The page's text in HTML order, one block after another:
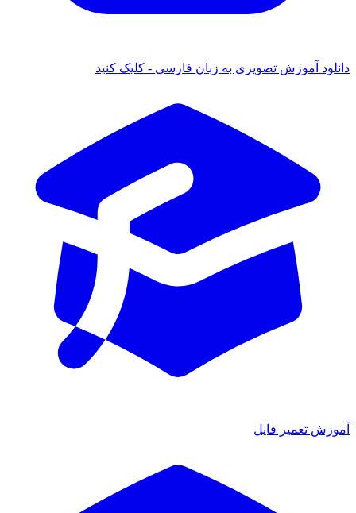
آموزش تصویری به زبان فارسی - کلیک کنید
تعمیر فایل